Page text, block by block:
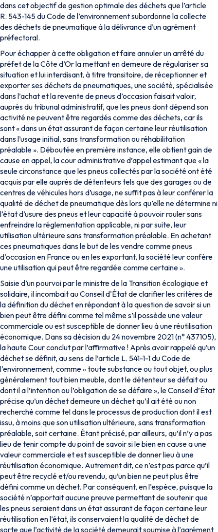
dans cet objectif de gestion optimale des déchets que l’article
R. 543-145 du Code de l’environnement subordonne la collecte
des déchets de pneumatique à la délivrance d’un agrément
préfectoral.
Pour échapper à cette obligation et faire annuler un arrêté du
préfet de la Côte d’Or la mettant en demeure de régulariser sa
situation et lui interdisant, à titre transitoire, de réceptionner et
exporter ses déchets de pneumatiques, une société, spécialisée
dans l’achat et la revente de pneus d’occasion faisait valoir,
auprès du tribunal administratif, que les pneus dont dépend son
activité ne peuvent être regardés comme des déchets, car ils
sont « dans un état assurant de façon certaine leur réutilisation
dans l’usage initial, sans transformation ou réhabilitation
préalable ». Déboutée en première instance, elle obtient gain de
cause en appel, la cour administrative d’appel estimant que « la
seule circonstance que les pneus collectés par la société ont été
acquis par elle auprès de détenteurs tels que des garages ou de
centres de véhicules hors d’usage, ne suffit pas à leur conférer la
qualité de déchet de pneumatique dès lors qu’elle ne détermine ni
l’état d’usure des pneus et leur capacité à pouvoir rouler sans
enfreindre la réglementation applicable, ni par suite, leur
utilisation ultérieure sans transformation préalable. En achetant
ces pneumatiques dans le but de les vendre comme pneus
d’occasion en France ou en les exportant, la société leur confère
une utilisation qui peut être regardée comme certaine ».
Saisie d’un pourvoi par le ministre de la Transition écologique et
solidaire, il incombait au Conseil d’État de clarifier les critères de
la définition du déchet en répondant à la question de savoir si un
bien peut être défini comme tel même s’il possède une valeur
commerciale ou est susceptible de donner lieu à une réutilisation
économique. Dans sa décision du 24 novembre 2021 (n° 437105),
la haute Cour conclut par l’affirmative ! Après avoir rappelé qu’un
déchet se définit, au sens de l’article L. 541-1-1 du Code de
l’environnement, comme « toute substance ou tout objet, ou plus
généralement tout bien meuble, dont le détenteur se défait ou
dont il a l’intention ou l’obligation de se défaire », le Conseil d’État
précise qu’un déchet demeure un déchet qu’il ait été ou non
recherché comme tel dans le processus de production dont il est
issu, à moins que son utilisation ultérieure, sans transformation
préalable, soit certaine. Étant précisé, par ailleurs, qu’il n’y a pas
lieu de tenir compte du point de savoir si le bien en cause a une
valeur commerciale et est susceptible de donner lieu à une
réutilisation économique. Autrement dit, ce n’est pas parce qu’il
peut être recyclé et/ou revendu, qu’un bien ne peut plus être
défini comme un déchet. Par conséquent, en l’espèce, puisque la
société n’apportait aucune preuve permettant de soutenir que
les pneus seraient dans un état assurant de façon certaine leur
réutilisation en l’état, ils conservaient la qualité de déchet de
sorte que l’activité de la société demeurait soumise à l’agrément